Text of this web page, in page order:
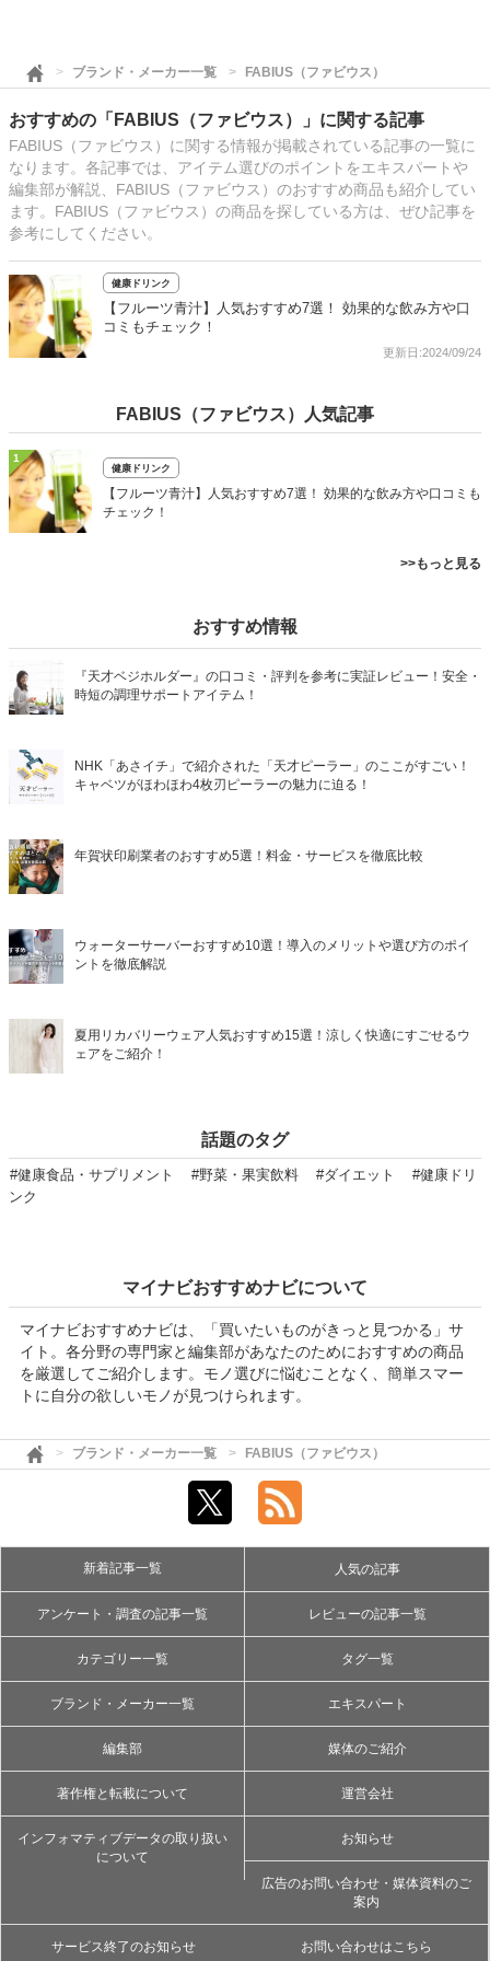
ブランド・メーカー一覧 FABIUS（ファビウス）
おすすめの「FABIUS（ファビウス）」に関する記事
FABIUS（ファビウス）に関する情報が掲載されている記事の一覧に
なります。各記事では、アイテム選びのポイントをエキスパートや
編集部が解説、FABIUS（ファビウス）のおすすめ商品も紹介してい
ます。FABIUS（ファビウス）の商品を探している方は、ぜひ記事を
参考にしてください。
健康ドリンク
【フルーツ青汁】人気おすすめ7選！ 効果的な飲み方や口
コミもチェック！
更新日:2024/09/24
FABIUS（ファビウス）人気記事
1
健康ドリンク
【フルーツ青汁】人気おすすめ7選！ 効果的な飲み方や口コミも
チェック！
>>もっと見る
おすすめ情報
『天才ベジホルダー』の口コミ・評判を参考に実証レビュー！安全・
時短の調理サポートアイテム！
NHK「あさイチ」で紹介された「天才ピーラー」のここがすごい！
キャベツがほわほわ4枚刃ピーラーの魅力に迫る！
年賀状印刷業者のおすすめ5選！料金・サービスを徹底比較
ウォーターサーバーおすすめ10選！導入のメリットや選び方のポイ
ントを徹底解説
夏用リカバリーウェア人気おすすめ15選！涼しく快適にすごせるウ
ェアをご紹介！
話題のタグ
#健康食品・サプリメント #野菜・果実飲料 #ダイエット
#健康ドリ
ンク
マイナビおすすめナビについて
マイナビおすすめナビは、「買いたいものがきっと見つかる」サ
イト。各分野の専門家と編集部があなたのためにおすすめの商品
を厳選してご紹介します。モノ選びに悩むことなく、簡単スマー
トに自分の欲しいモノが見つけられます。
ブランド・メーカー一覧 FABIUS（ファビウス）
新着記事一覧 人気の記事
アンケート・調査の記事一覧 レビューの記事一覧
カテゴリー一覧 タグ一覧
ブランド・メーカー一覧 エキスパート
編集部 媒体のご紹介
著作権と転載について 運営会社
インフォマティブデータの取り扱い
について
お知らせ
広告のお問い合わせ・媒体資料のご
案内
サービス終了のお知らせ お問い合わせはこちら